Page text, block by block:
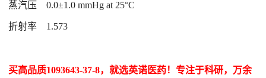
蒸汽压 0.0±1.0 mmHg at 25°C
折射率 1.573
买高品质1093643-37-8，就选英诺医药！专注于科研，万余